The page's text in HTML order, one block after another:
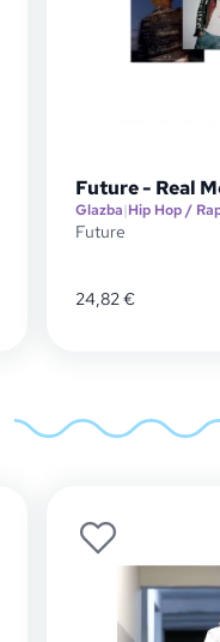
Future - Real
Glazba|Hip Hop /
Future
24,82€